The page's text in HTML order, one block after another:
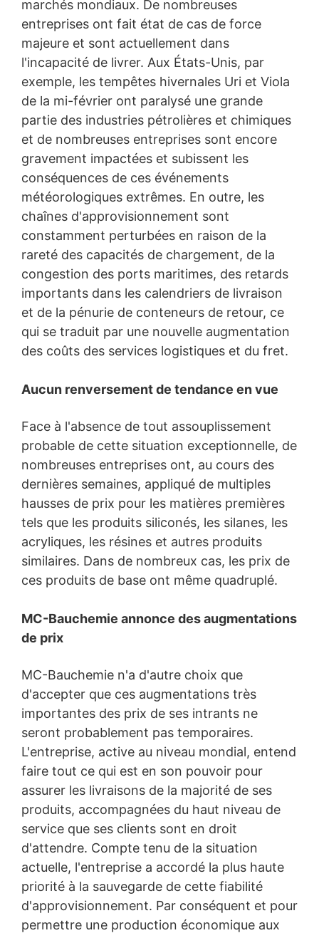
marchés mondiaux. De nombreuses
entreprises ont fait état de cas de force
majeure et sont actuellement dans
l'incapacité de livrer. Aux États-Unis, par
exemple, les tempêtes hivernales Uri et Viola
de la mi-février ont paralysé une grande
partie des industries pétrolières et chimiques
et de nombreuses entreprises sont encore
gravement impactées et subissent les
conséquences de ces événements
météorologiques extrêmes. En outre, les
chaînes d'approvisionnement sont
constamment perturbées en raison de la
rareté des capacités de chargement, de la
congestion des ports maritimes, des retards
importants dans les calendriers de livraison
et de la pénurie de conteneurs de retour, ce
qui se traduit par une nouvelle augmentation
des coûts des services logistiques et du fret.
Aucun renversement de tendance en vue
Face à l'absence de tout assouplissement
probable de cette situation exceptionnelle, de
nombreuses entreprises ont, au cours des
dernières semaines, appliqué de multiples
hausses de prix pour les matières premières
tels que les produits siliconés, les silanes, les
acryliques, les résines et autres produits
similaires. Dans de nombreux cas, les prix de
ces produits de base ont même quadruplé.
MC-Bauchemie annonce des augmentations
de prix
MC-Bauchemie n'a d'autre choix que
d'accepter que ces augmentations très
importantes des prix de ses intrants ne
seront probablement pas temporaires.
L'entreprise, active au niveau mondial, entend
faire tout ce qui est en son pouvoir pour
assurer les livraisons de la majorité de ses
produits, accompagnées du haut niveau de
service que ses clients sont en droit
d'attendre. Compte tenu de la situation
actuelle, l'entreprise a accordé la plus haute
priorité à la sauvegarde de cette fiabilité
d'approvisionnement. Par conséquent et pour
permettre une production économique aux
traitons automatiquement sur la base de votre
consentement ou en exécution d'un contrat vous soient
transmises, ou soient transmises à un tiers dans un
format commun lisible par machine. Si vous demandez
le transfert direct des données à une autre partie
responsable, celui-ci n'aura lieu que dans la mesure où il
est techniquement possible.
Droit à l’information, droit de rectification,
d'effacement et de blocage
Conformément à l'article 15 de la RGPD, vous pouvez à
tout moment demander à MC-Bauchemie de vous
fournir des informations complètes sur les données
enregistrées vous concernant. Conformément à l'article
17 RGPD, vous pouvez à tout moment nous demander
de corriger, de supprimer ou de bloquer des données
personnelles.